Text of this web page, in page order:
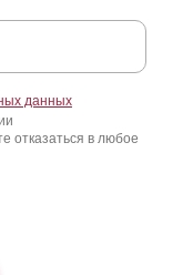
данных
отказаться в любое